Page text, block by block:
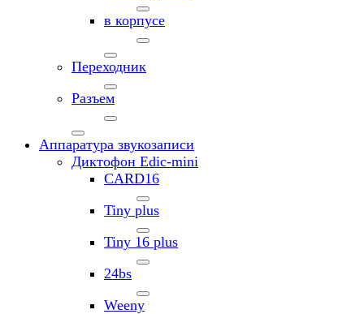
в корпусе
Переходник
Разъем
Аппаратура звукозаписи
Диктофон Edic-mini
CARD16
Tiny plus
Tiny 16 plus
24bs
Weeny